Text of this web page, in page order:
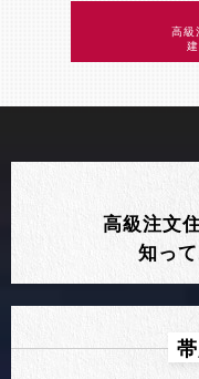
高級
高級注文
知っ